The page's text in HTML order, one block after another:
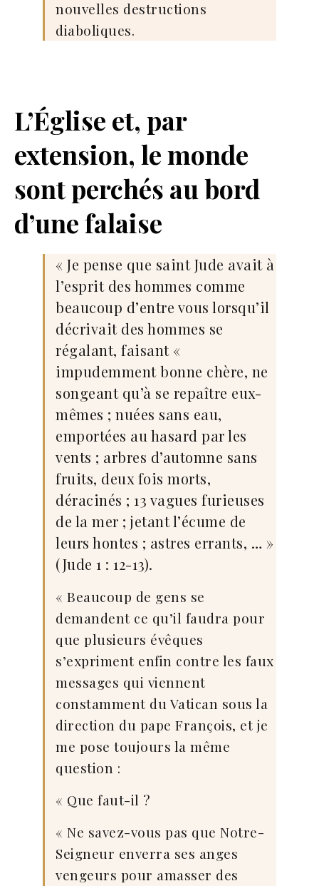
nouvelles destructions
diaboliques.
L’Église et, par
extension, le monde
sont perchés au bord
d’une falaise
« Je pense que saint Jude avait à
l’esprit des hommes comme
beaucoup d’entre vous lorsqu’il
décrivait des hommes se
régalant, faisant «
impudemment bonne chère, ne
songeant qu’à se repaître eux-
mêmes ; nuées sans eau,
emportées au hasard par les
vents ; arbres d’automne sans
fruits, deux fois morts,
déracinés ; 13 vagues furieuses
de la mer ; jetant l’écume de
leurs hontes ; astres errants, … »
(Jude 1 : 12-13).
« Beaucoup de gens se
demandent ce qu’il faudra pour
que plusieurs évêques
s’expriment enfin contre les faux
messages qui viennent
constamment du Vatican sous la
direction du pape François, et je
me pose toujours la même
question :
« Que faut-il ?
« Ne savez-vous pas que Notre-
Seigneur enverra ses anges
vengeurs pour amasser des